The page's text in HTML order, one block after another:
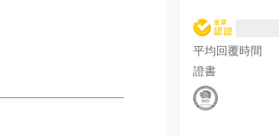
平均回覆時間
證書